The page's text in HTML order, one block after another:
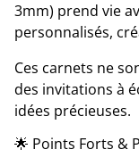
3mm) prend vie
personnalisés,
Ces carnets ne
des invitations à
idées précieuses.
🌟 Points Forts &